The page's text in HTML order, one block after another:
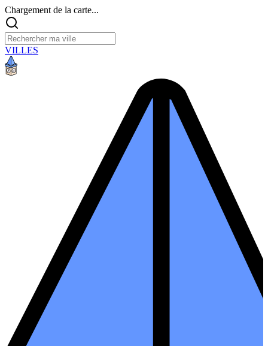
Chargement de la carte...
VILLES